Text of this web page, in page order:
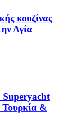
κουζίνας
Αγία
Superyacht
Τουρκία &